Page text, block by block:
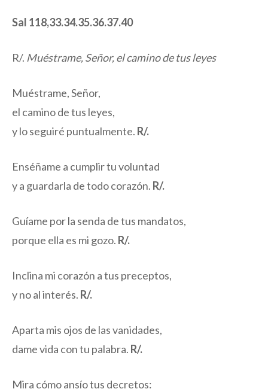
Sal 118,33.34.35.36.37.40
R/. Muéstrame, Señor, el camino de tus leyes
Muéstrame, Señor,
el camino de tus leyes,
y lo seguiré puntualmente. R/.
Enséñame a cumplir tu voluntad
y a guardarla de todo corazón. R/.
Guíame por la senda de tus mandatos,
porque ella es mi gozo. R/.
Inclina mi corazón a tus preceptos,
y no al interés. R/.
Aparta mis ojos de las vanidades,
dame vida con tu palabra. R/.
Mira cómo ansío tus decretos: